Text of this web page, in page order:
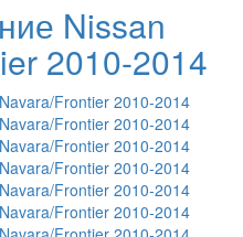
Nissan
2010-2014